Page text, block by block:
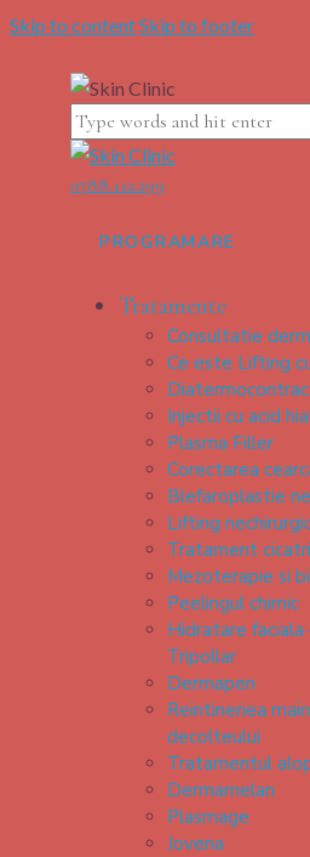
Skip to contentSkip to footer
0788.112.299
PROGRAMARE
Tratamente
Consultatie
Ce este Lifting
Injectii cu acid
Plasma Filler
Corectarea
Blefaroplastie
Lifting
Tratament
Mezoterapie si
Peelingul chimic
Hidratare faciala
Tripollar
Dermapen
Reintineriea
decolteului
Tratamentul
Dermamelan
Plasmage
Jovena